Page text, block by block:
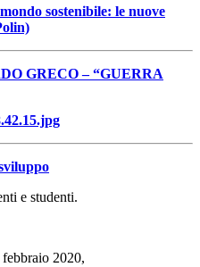
sostenibile: le nuove
GRECO – “GUERRA
e studenti.
2020,